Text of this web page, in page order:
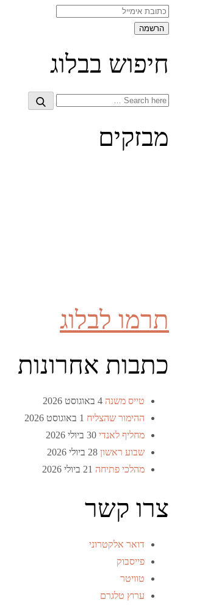
חיפוש בבלוג
Search
Search
מבזקים
תרמו לבלוג
כתבות אחרונות
טייס משנה 4 באוגוסט 2026
ההימור שהצליח 1 באוגוסט 2026
מחליף לאנדי 30 ביולי 2026
שבוע ראשון 28 ביולי 2026
מהלכי פתיחה 21 ביולי 2026
צרו קשר
דואר אלקטרוני
פייסבוק
טוויטר
ערוץ טלגרם